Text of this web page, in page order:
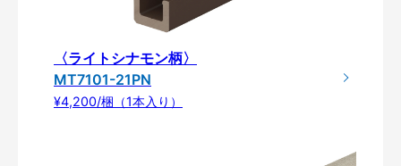
〈ライトシナモン柄〉
MT7101-21PN
¥4,200/梱（1本入り）